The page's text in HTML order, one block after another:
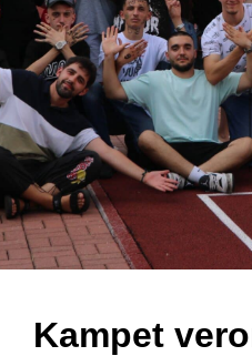
Kampet